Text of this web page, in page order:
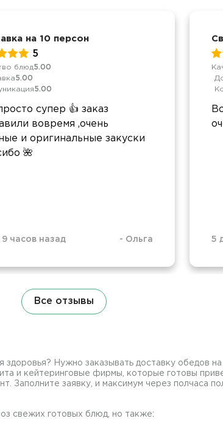
на 10 персон
5
блюд5.00
5.00
5.00
супер 👍 заказ
вовремя ,очень
и оригинальные закуски
🌺
9 часов назад - Ольга 5
Все отзывы
здоровья? Нужно заказывать доставку обедов
и кейтеринговые фирмы, которые готовы
Заполните заявку, и максимум через полчаса
свежих готовых блюд, но также: